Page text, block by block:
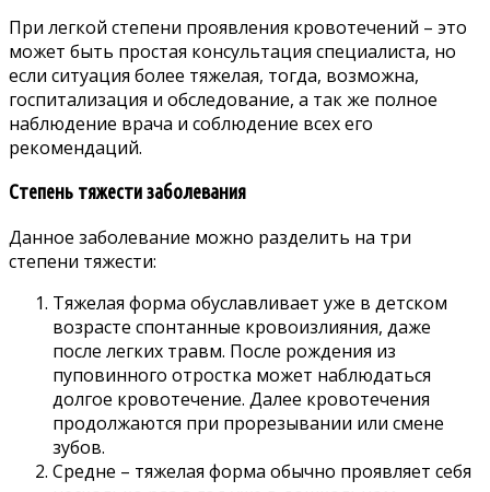
При легкой степени проявления кровотечений – это
может быть простая консультация специалиста, но
если ситуация более тяжелая, тогда, возможна,
госпитализация и обследование, а так же полное
наблюдение врача и соблюдение всех его
рекомендаций.
Степень тяжести заболевания
Данное заболевание можно разделить на три
степени тяжести:
Тяжелая форма обуславливает уже в детском
возрасте спонтанные кровоизлияния, даже
после легких травм. После рождения из
пуповинного отростка может наблюдаться
долгое кровотечение. Далее кровотечения
продолжаются при прорезывании или смене
зубов.
Средне – тяжелая форма обычно проявляет себя